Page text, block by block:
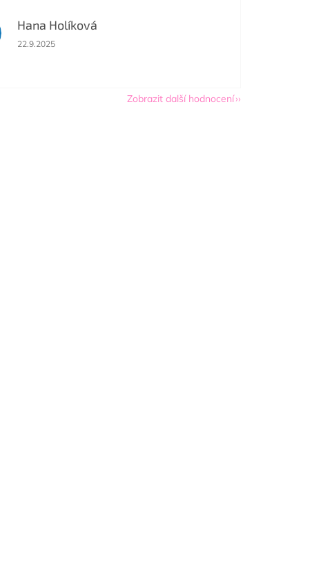
Hana Holíková
Hodnocení obchodu je 5 z 5 hvězdiček.
22.9.2025
Zobrazit další hodnocení